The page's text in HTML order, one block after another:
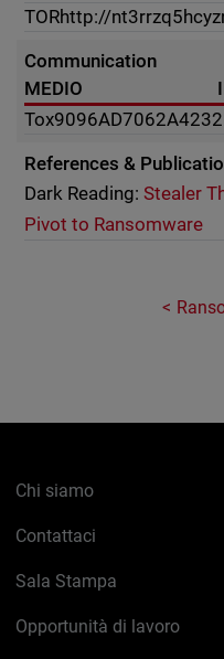
TORhttp://
Communication
MEDIO
Tox
References &
Dark Reading:Stealer
Pivot to Ransomware
Chi siamo
Contattaci
Sala Stampa
Opportunità di lavoro